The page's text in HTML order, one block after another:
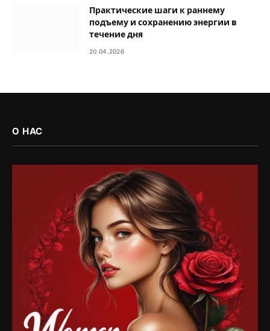
Практические шаги к раннему
подъему и сохранению энергии в
течение дня
20.04.2026
О НАС